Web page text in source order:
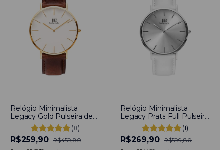
Relógio Minimalista
Legacy Gold Pulseira de
Couro Marrom 40mm
Aço Inoxidável banhado a
titânio
(8)
R$259,90 R$459,80
Relógio Minimalista
Legacy Prata Full Pulseira
Couro Branco 40mm Aço
Inoxidável banhado a
titânio
(1)
R$269,90 R$599,80